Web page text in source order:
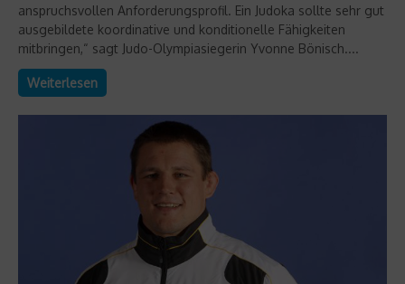
anspruchsvollen Anforderungsprofil. Ein Judoka sollte sehr gut
ausgebildete koordinative und konditionelle Fähigkeiten
mitbringen,“ sagt Judo-Olympiasiegerin Yvonne Bönisch....
Weiterlesen